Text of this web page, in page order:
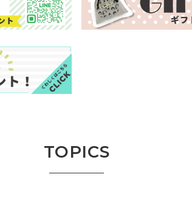
TOPICS